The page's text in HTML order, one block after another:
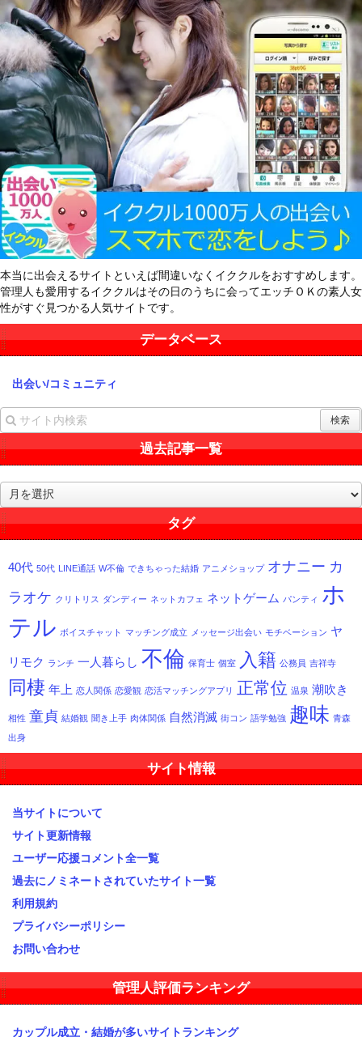
本当に出会えるサイトといえば間違いなくイククルをおすすめします。
管理人も愛用するイククルはその日のうちに会ってエッチＯＫの素人女
性がすぐ見つかる人気サイトです。
データベース
出会い/コミュニティ
過去記事一覧
去
記
事
覧
タグ
40代 50代 LINE通話 W不倫 できちゃった結婚 アニメショップ オナニー カ
ラオケ クリトリス ダンディー ネットカフェ ネットゲーム パンティ ホ
テル ボイスチャット マッチング成立 メッセージ出会い モチベーション ヤ
リモク ランチ 一人暮らし 不倫 保育士 個室 入籍 公務員 吉祥寺
同棲 年上 恋人関係 恋愛観 恋活マッチングアプリ 正常位 温泉 潮吹き
相性 童貞 結婚観 聞き上手 肉体関係 自然消滅 街コン 語学勉強 趣味 青森
出身
サイト情報
当サイトについて
サイト更新情報
ユーザー応援コメント全一覧
過去にノミネートされていたサイト一覧
利用規約
プライバシーポリシー
お問い合わせ
管理人評価ランキング
カップル成立・結婚が多いサイトランキング